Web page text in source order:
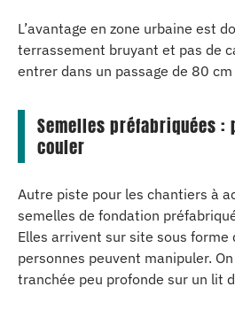
L’avantage en zone urbaine est
terrassement bruyant et pas de
entrer dans un passage de 80 cm
Semelles préfabriquées :
couler
Autre piste pour les chantiers à
semelles de fondation
Elles arrivent sur site sous forme
personnes peuvent manipuler.
tranchée peu profonde sur un lit